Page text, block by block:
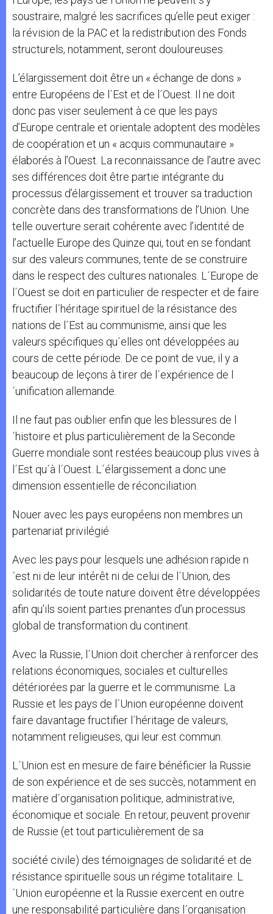
soustraire, malgré les sacrifices qu’elle peut exiger :
la révision de la PAC et la redistribution des Fonds
structurels, notamment, seront douloureuses.
L’élargissement doit être un « échange de dons »
entre Européens de l´Est et de l´Ouest. Il ne doit
donc pas viser seulement à ce que les pays
d’Europe centrale et orientale adoptent des modèles
de coopération et un « acquis communautaire »
élaborés à l’Ouest. La reconnaissance de l’autre avec
ses différences doit être partie intégrante du
processus d’élargissement et trouver sa traduction
concrète dans des transformations de l’Union. Une
telle ouverture serait cohérente avec l’identité de
l’actuelle Europe des Quinze qui, tout en se fondant
sur des valeurs communes, tente de se construire
dans le respect des cultures nationales. L´Europe de
l´Ouest se doit en particulier de respecter et de faire
fructifier l´héritage spirituel de la résistance des
nations de l´Est au communisme, ainsi que les
valeurs spécifiques qu´elles ont développées au
cours de cette période. De ce point de vue, il y a
beaucoup de leçons à tirer de l´expérience de l
´unification allemande.
Il ne faut pas oublier enfin que les blessures de l
´histoire et plus particulièrement de la Seconde
Guerre mondiale sont restées beaucoup plus vives à
l´Est qu´à l´Ouest. L´élargissement a donc une
dimension essentielle de réconciliation.
Nouer avec les pays européens non membres un
partenariat privilégié
Avec les pays pour lesquels une adhésion rapide n
´est ni de leur intérêt ni de celui de l´Union, des
solidarités de toute nature doivent être développées
afin qu’ils soient parties prenantes d’un processus
global de transformation du continent.
Avec la Russie, l´Union doit chercher à renforcer des
relations économiques, sociales et culturelles
détériorées par la guerre et le communisme. La
Russie et les pays de l´Union européenne doivent
faire davantage fructifier l´héritage de valeurs,
notamment religieuses, qui leur est commun.
L´Union est en mesure de faire bénéficier la Russie
de son expérience et de ses succès, notamment en
matière d´organisation politique, administrative,
économique et sociale. En retour, peuvent provenir
de Russie (et tout particulièrement de sa
société civile) des témoignages de solidarité et de
résistance spirituelle sous un régime totalitaire. L
´Union européenne et la Russie exercent en outre
une responsabilité particulière dans l´organisation